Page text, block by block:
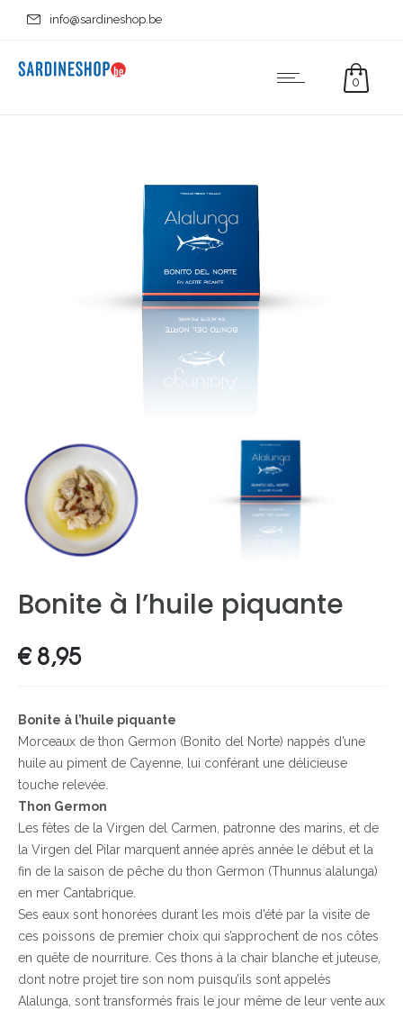
info@sardineshop.be
0
Bonite à l’huile piquante
€8,95
Bonite à l’huile piquante
Morceaux de thon Germon (Bonito del Norte) nappés d’une
huile au piment de Cayenne, lui conférant une délicieuse
touche relevée.
Thon Germon
Les fêtes de la Virgen del Carmen, patronne des marins, et de
la Virgen del Pilar marquent année après année le début et la
fin de la saison de pêche du thon Germon (Thunnus alalunga)
en mer Cantabrique.
Ses eaux sont honorées durant les mois d’été par la visite de
ces poissons de premier choix qui s’approchent de nos côtes
en quête de nourriture. Ces thons à la chair blanche et juteuse,
dont notre projet tire son nom puisqu’ils sont appelés
Alalunga, sont transformés frais le jour même de leur vente aux